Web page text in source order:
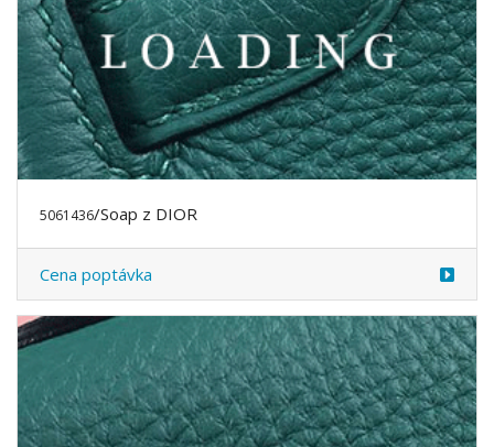
5061436/Soap z DIOR
Cena poptávka